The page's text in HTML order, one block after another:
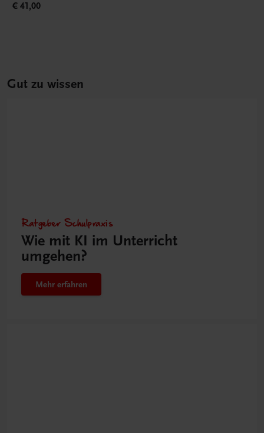
€ 41,00
Gut zu wissen
Ratgeber Schulpraxis
Wie mit KI im Unterricht
umgehen?
Mehr erfahren